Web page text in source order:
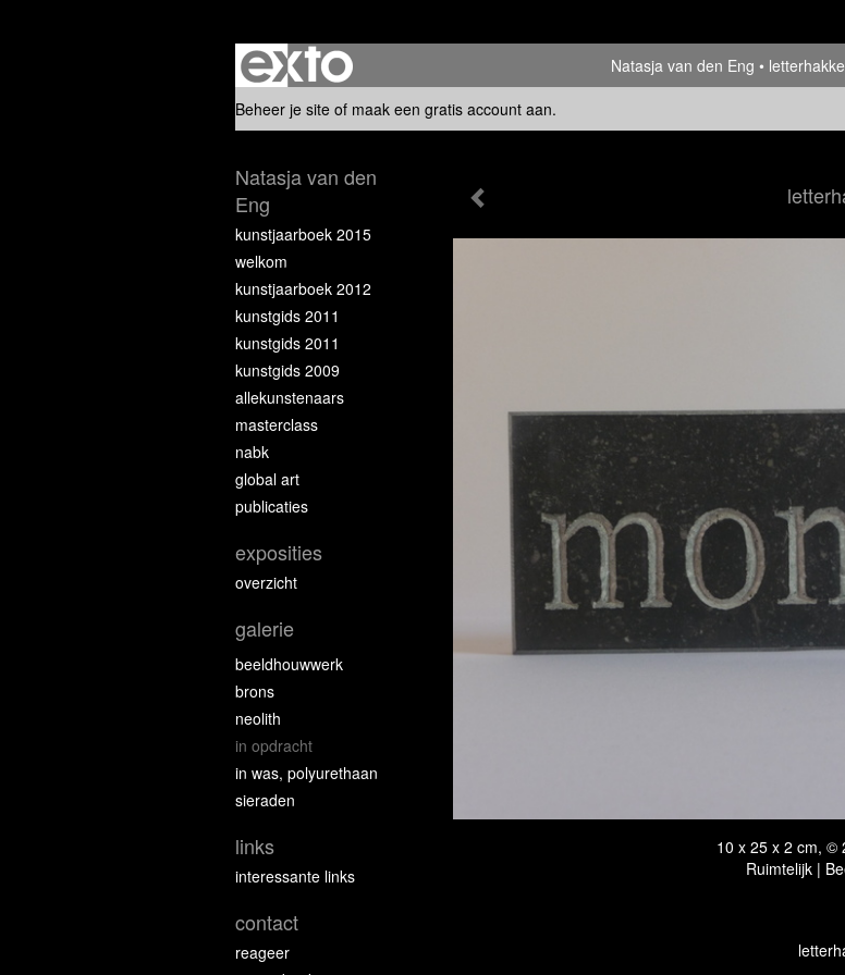
Natasja van den Eng
Beheer je site of maak een gratis account aan.
10 x 25 x 2 cm, ©
Ruimtelijk |
Natasja van den
Eng
kunstjaarboek 2015
welkom
kunstjaarboek 2012
kunstgids 2011
kunstgids 2011
kunstgids 2009
allekunstenaars
masterclass
nabk
global art
publicaties
exposities
overzicht
galerie
beeldhouwwerk
brons
neolith
in opdracht
in was, polyurethaan
sieraden
links
interessante links
contact
reageer